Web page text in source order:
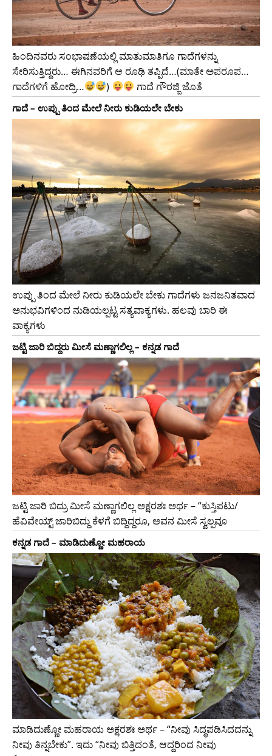
ಹಿಂದಿನವರು ಸಂಭಾಷಣೆಯಲ್ಲಿ ಮಾತುಮಾತಿಗೂ ಗಾದೆಗಳನ್ನು
ಸೇರಿಸುತ್ತಿದ್ದರು… ಈಗಿನವರಿಗೆ ಆ ರೂಢಿ ತಪ್ಪಿದೆ…(ಮಾತೇ ಅಪರೂಪ…
ಗಾದೆಗಳಿಗೆ ಹೋದ್ರಿ…
) ಗಾದೆ ಗೌರಜ್ಜಿ ಜೊತೆ
ಗಾದೆ – ಉಪ್ಪು ತಿಂದ ಮೇಲೆ ನೀರು ಕುಡಿಯಲೇ ಬೇಕು
ಉಪ್ಪು ತಿಂದ ಮೇಲೆ ನೀರು ಕುಡಿಯಲೇ ಬೇಕು ಗಾದೆಗಳು ಜನಜನಿತವಾದ
ಅನುಭವಿಗಳಿಂದ ನುಡಿಯಲ್ಪಟ್ಟ ಸತ್ಯವಾಕ್ಯಗಳು. ಹಲವು ಬಾರಿ ಈ
ವಾಕ್ಯಗಳು
ಜಟ್ಟಿ ಜಾರಿ ಬಿದ್ದರು ಮೀಸೆ ಮಣ್ಣಾಗಲಿಲ್ಲ – ಕನ್ನಡ ಗಾದೆ
ಜಟ್ಟಿ ಜಾರಿ ಬಿದ್ರು ಮೀಸೆ ಮಣ್ಣಾಗಲಿಲ್ಲ ಅಕ್ಷರಶಃ ಅರ್ಥ – “ಕುಸ್ತಿಪಟು/
ಹೆವಿವೇಯ್ಟ್ ಜಾರಿಬಿದ್ದು ಕೆಳಗೆ ಬಿದ್ದಿದ್ದರೂ, ಅವನ ಮೀಸೆ ಸ್ವಲ್ಪವೂ
ಕನ್ನಡ ಗಾದೆ – ಮಾಡಿದುಣ್ಣೋ ಮಹರಾಯ
ಮಾಡಿದುಣ್ಣೋ ಮಹರಾಯ ಅಕ್ಷರಶಃ ಅರ್ಥ – “ನೀವು ಸಿದ್ಧಪಡಿಸಿದದನ್ನು
ನೀವು ತಿನ್ನಬೇಕು”. ಇದು “ನೀವು ಬಿತ್ತಿದಂತೆ, ಆದ್ದರಿಂದ ನೀವು